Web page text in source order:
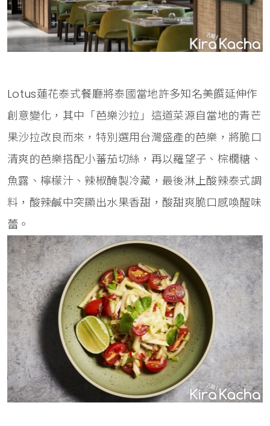
Lotus蓮花泰式餐廳將泰國當地許多知名美饌延伸作
創意變化，其中「芭樂沙拉」這道菜源自當地的青芒
果沙拉改良而來，特別選用台灣盛產的芭樂，將脆口
清爽的芭樂搭配小蕃茄切絲，再以羅望子、棕櫚糖、
魚露、檸檬汁、辣椒醃製冷藏，最後淋上酸辣泰式調
料，酸辣鹹中突顯出水果香甜，酸甜爽脆口感喚醒味
蕾。